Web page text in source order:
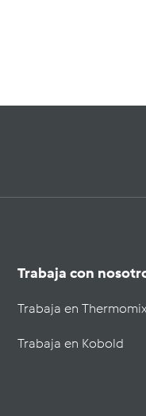
Trabaja con
Trabaja en Thermomix
Trabaja en Kobold